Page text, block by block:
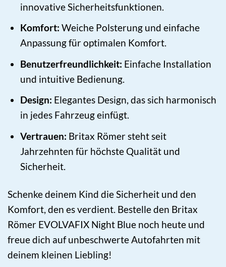
innovative Sicherheitsfunktionen.
Komfort: Weiche Polsterung und einfache
Anpassung für optimalen Komfort.
Benutzerfreundlichkeit: Einfache Installation
und intuitive Bedienung.
Design: Elegantes Design, das sich harmonisch
in jedes Fahrzeug einfügt.
Vertrauen: Britax Römer steht seit
Jahrzehnten für höchste Qualität und
Sicherheit.
Schenke deinem Kind die Sicherheit und den
Komfort, den es verdient. Bestelle den Britax
Römer EVOLVAFIX Night Blue noch heute und
freue dich auf unbeschwerte Autofahrten mit
deinem kleinen Liebling!